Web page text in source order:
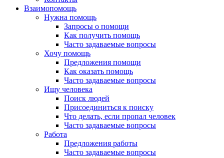
Взаимопомощь
Нужна помощь
Запросы о помощи
Как получить помощь
Часто задаваемые вопросы
Хочу помощь
Предложения помощи
Как оказать помощь
Часто задаваемые вопросы
Ищу человека
Поиск людей
Присоединиться к поиску
Что делать, если пропал человек
Часто задаваемые вопросы
Работа
Предложения работы
Часто задаваемые вопросы